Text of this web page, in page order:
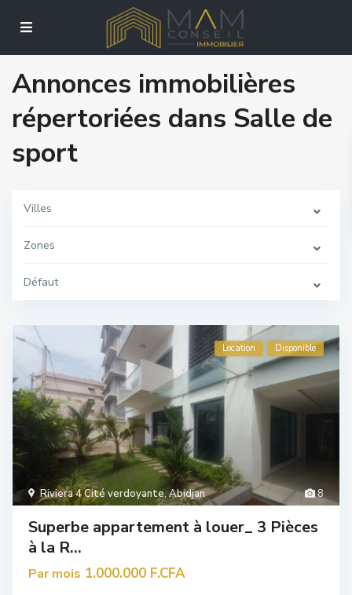
Annonces immobilières
répertoriées dans Salle de
sport
Villes
Zones
Défaut
8
Riviera 4 Cité verdoyante,Abidjan
Location Disponible
Superbe appartement à louer_ 3 Pièces
à la R...
Par mois 1.000.000 F.CFA